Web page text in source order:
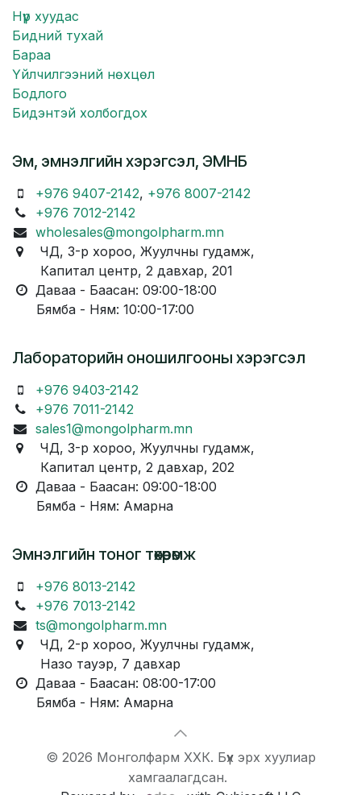
Нүүр хуудас
Бидний тухай
Бараа
Үйлчилгээний нөхцөл
Бодлого
Бидэнтэй холбогдох
Эм, эмнэлгийн хэрэгсэл, ЭМНБ
+976 9407-2142, +976 8007-2142
+976 7012-2142
wholesales@mongolpharm.mn
ЧД, 3-р хороо, Жуулчны гудамж,
Капитал центр, 2 давхар, 201
Даваа - Баасан: 09:00-18:00
Бямба - Ням: 10:00-17:00
Лабораторийн оношилгооны хэрэгсэл
+976 9403-2142
+976 7011-2142
sales1@mongolpharm.mn
ЧД, 3-р хороо, Жуулчны гудамж,
Капитал центр, 2 давхар, 202
Даваа - Баасан: 09:00-18:00
Бямба - Ням: Амарна
Эмнэлгийн тоног төхөөрөмж
+976 8013-2142
+976 7013-2142
ts@mongolpharm.mn
ЧД, 2-р хороо, Жуулчны гудамж,
Назо тауэр, 7 давхар
Даваа - Баасан: 08:00-17:00
Бямба - Ням: Амарна
© 2026 Монголфарм ХХК. Бүх эрх хуулиар
хамгаалагдсан.